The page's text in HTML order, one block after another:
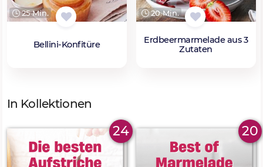
25 Min.
Bellini-Konfitüre
20 Min.
Erdbeermarmelade aus 3
Zutaten
In Kollektionen
24 20